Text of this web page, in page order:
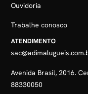
Ouvidoria
Trabalhe conosco
ATENDIMENTO
Avenida Brasil, 2016.
88330050